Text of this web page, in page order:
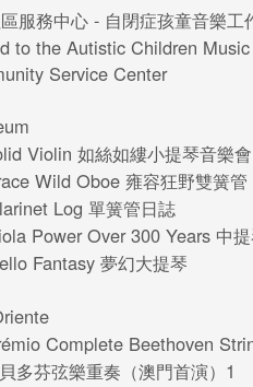
服務中心 - 自閉症孩童音樂
to the Autistic Children
Service Center
Violin 如絲如縷小提琴音樂
Wild Oboe 雍容狂野雙簧管
Log 單簧管日誌
Power Over 300 Years 中
Fantasy 夢幻大提琴
Complete Beethoven
多芬弦樂重奏（澳門首演）1